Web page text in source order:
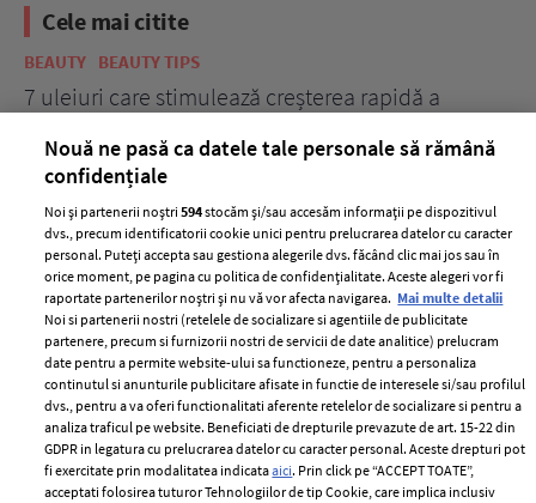
Cele mai citite
BEAUTY BEAUTY TIPS
7 uleiuri care stimulează creșterea rapidă a
ELLE Style Awards
2024
Despre ELLE
Romania
Contact
Termeni si conditii
Politica de
confidențialitate
Politica de cookies
Publicitate
Nouă ne pasă ca datele tale personale să rămână
confidențiale
Noi și partenerii noștri594stocăm și/sau accesăm informații pe dispozitivul
dvs., precum identificatorii cookie unici pentru prelucrarea datelor cu caracter
personal. Puteți accepta sau gestiona alegerile dvs. făcând clic mai jos sau în
orice moment, pe pagina cu politica de confidențialitate. Aceste alegeri vor fi
raportate partenerilor noștri și nu vă vor afecta navigarea. Mai multe detalii
Noi si partenerii nostri (retelele de socializare si agentiile de publicitate
partenere, precum si furnizorii nostri de servicii de date analitice) prelucram
date pentru a permite website-ului sa functioneze, pentru a personaliza
continutul si anunturile publicitare afisate in functie de interesele si/sau profilul
dvs., pentru a va oferi functionalitati aferente retelelor de socializare si pentru a
analiza traficul pe website. Beneficiati de drepturile prevazute de art. 15-22 din
GDPR in legatura cu prelucrarea datelor cu caracter personal. Aceste drepturi pot
fi exercitate prin modalitatea indicataaici. Prin click pe “ACCEPT TOATE”,
acceptati folosirea tuturor Tehnologiilor de tip Cookie, care implica inclusiv